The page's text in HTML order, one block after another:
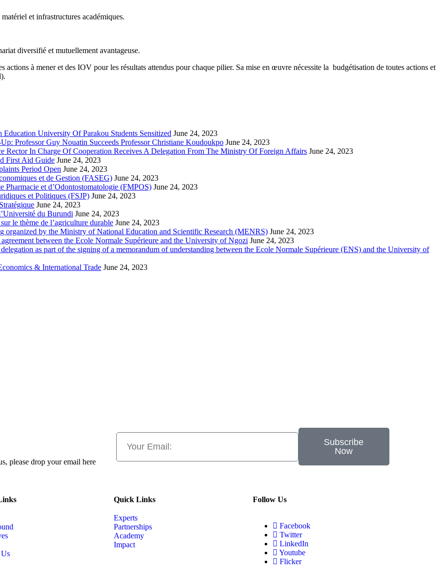
et infrastructures académiques.
diversifié et mutuellement avantageuse.
à mener et des IOV pour les résultats attendus pour chaque pilier. Sa mise en œuvre nécessite la budgétisation de toutes actions et
University Of Parakou Students Sensitized June 24, 2023
Professor Guy Nouatin Succeeds Professor Christiane Koudoukpo June 24, 2023
In Charge Of Cooperation Receives A Delegation From The Ministry Of Foreign Affairs June 24, 2023
First Aid Guide June 24, 2023
Period Open June 24, 2023
et de Gestion (FASEG) June 24, 2023
et d’Odontostomatologie (FMPOS) June 24, 2023
et Politiques (FSJP) June 24, 2023
June 24, 2023
du Burundi June 24, 2023
le thème de l’agriculture durable June 24, 2023
organized by the Ministry of National Education and Scientific Research (MENRS) June 24, 2023
between the Ecole Normale Supérieure and the University of Ngozi June 24, 2023
as part of the signing of a memorandum of understanding between the Ecole Normale Supérieure (ENS) and the University of
& International Trade June 24, 2023
please drop your email here
Subscribe
Now
Quick Links
Experts
Partnerships
Academy
Impact
Follow Us
Facebook
Twitter
LinkedIn
Youtube
Flicker